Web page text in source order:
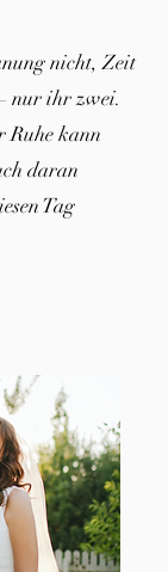
nicht, Zeit
nur ihr zwei.
Ruhe kann
daran
Tag